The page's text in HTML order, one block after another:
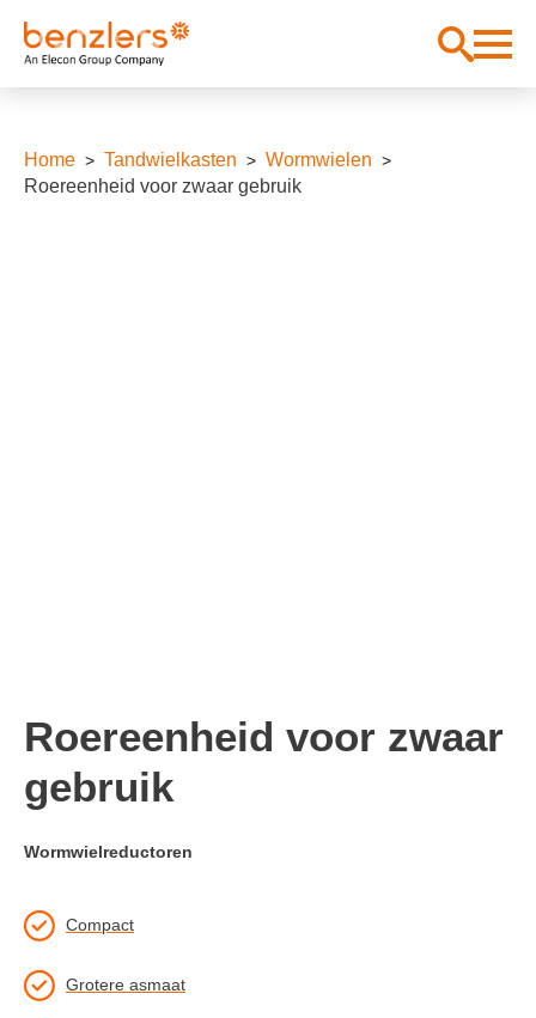
Home Tandwielkasten
Wormwielen
Roereenheid voor zwaar gebruik
Roereenheid voor zwaar
gebruik
Wormwielreductoren
Compact
Grotere asmaat